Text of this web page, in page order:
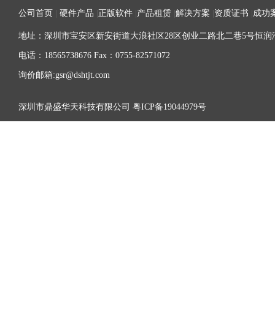
公司首页 硬件产品 正版软件 产品租赁 解决方案 资质证书 成功
地址：深圳市宝安区新安街道大浪社区28区创业二路北二巷5号恒润
电话：18565738676 Fax：0755-82571072
询价邮箱:gsr@dshtjt.com
深圳市鼎盛华天科技有限公司 粤ICP备19044979号